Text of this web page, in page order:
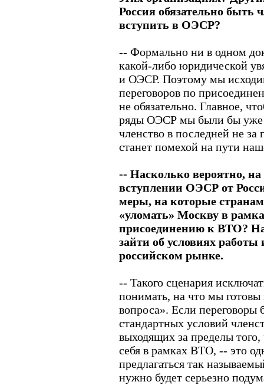
Россия обязательно
вступить в ОЭСР?
-- Формально ни в одном
какой-либо юридической
и ОЭСР. Поэтому мы
переговоров по
не обязательно. Главное,
ряды ОЭСР мы были бы уже
членство в последней не
станет помехой на пути
-- Насколько вероятно,
вступлении ОЭСР от
меры, на которые странам
«уломать» Москву в
присоединению к ВТО?
зайти об условиях
российском рынке.
-- Такого сценария
понимать, на что мы готовы
вопроса». Если переговоры
стандартных условий
выходящих за пределы
себя в рамках ВТО, -- это
предлагаться так
нужно будет серьезно